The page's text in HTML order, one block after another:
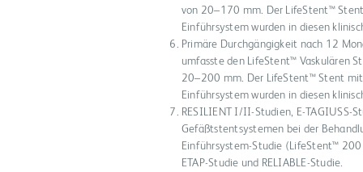
von 20–170 mm. Der LifeStent™
Einführsystem wurden in diesen
Primäre Durchgängigkeit nach 12
umfasste den LifeStent™ Vaskulären
20–200 mm. Der LifeStent™ Stent
Einführsystem wurden in diesen
RESILIENT I/II-Studien, E-TAGIUSS-
Gefäßtstentsystemen bei der
Einführsystem-Studie (LifeStent™
ETAP-Studie und RELIABLE-Studie.